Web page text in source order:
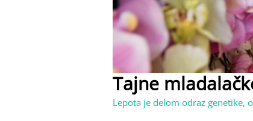
Tajne
Lepota je delom odraz genetike,